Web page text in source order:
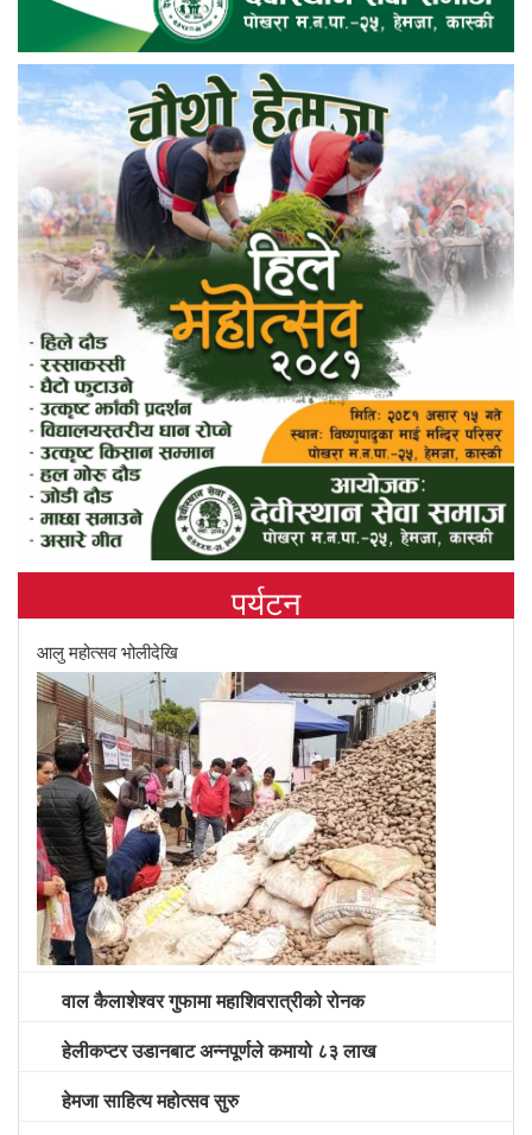
पर्यटन
आलु महोत्सव भोलीदेखि
वाल कैलाशेश्वर गुफामा महाशिवरात्रीको रोनक
हेलीकप्टर उडानबाट अन्नपूर्णले कमायो ८३ लाख
हेमजा साहित्य महोत्सव सुरु